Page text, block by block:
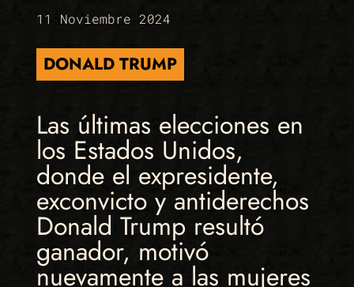
11 Noviembre 2024
DONALD TRUMP
Las últimas elecciones en
los Estados Unidos,
donde el expresidente,
exconvicto y antiderechos
Donald Trump resultó
ganador, motivó
nuevamente a las mujeres